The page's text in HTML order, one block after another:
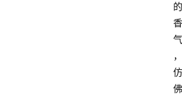
的
香
气
，
仿
佛